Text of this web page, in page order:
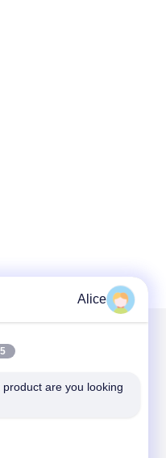
Alice
are you looking